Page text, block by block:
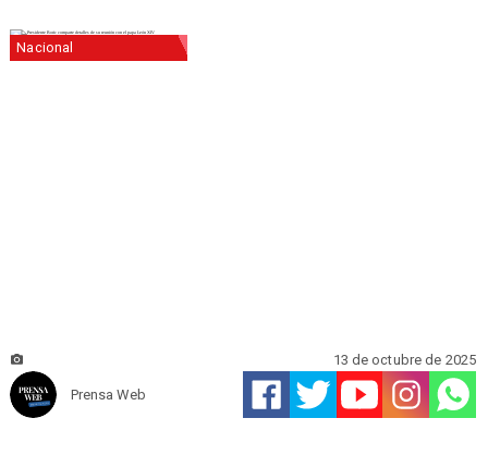
Nacional
Prensa Web
13 de octubre de 2025